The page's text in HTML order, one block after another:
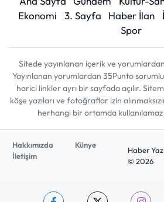
Ekonomi
3. Sayfa Haber İlan
Spor
Sitede yayınlanan içerik ve
Yayınlanan yorumlardan 35Punto
harici linkler ayrı bir sayfada açılır.
köşe yazıları ve fotoğraflar izin
herhangi bir ortamda kullanılamaz
Hakkımızda
Künye
İletişim
Haber
© 2026